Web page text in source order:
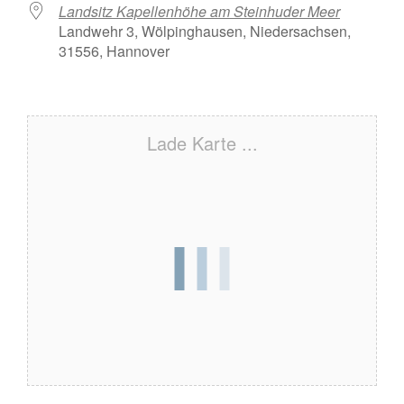
Landsitz Kapellenhöhe am Steinhuder Meer
Landwehr 3, Wölpinghausen, Niedersachsen,
31556, Hannover
Lade Karte ...